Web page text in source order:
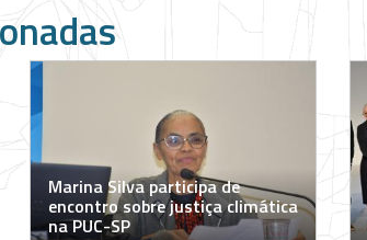
Marina Silva participa de
encontro sobre justiça climática
na PUC-SP